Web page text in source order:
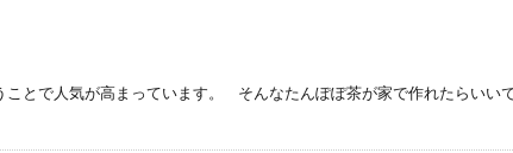
とで人気が高まっています。 そんなたんぽぽ茶が家で作れたらいい